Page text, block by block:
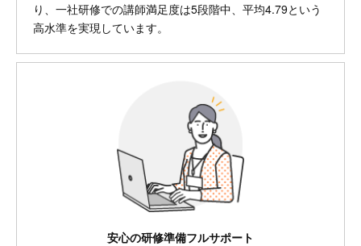
り、一社研修での講師満足度は5段階中、平均4.79という
高水準を実現しています。
安心の研修準備フルサポート